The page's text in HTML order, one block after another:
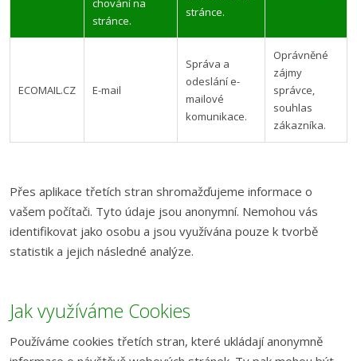
chování na
stránce.
stránce.
ECOMAIL.CZ E-mail
Správa a
odeslání e-
mailové
komunikace.
Oprávněné
zájmy
správce,
souhlas
zákazníka.
Přes aplikace třetích stran shromažďujeme informace o
vašem počítači. Tyto údaje jsou anonymní. Nemohou vás
identifikovat jako osobu a jsou využívána pouze k tvorbě
statistik a jejich následné analýze.
Jak využíváme Cookies
Používáme cookies třetích stran, které ukládají anonymně